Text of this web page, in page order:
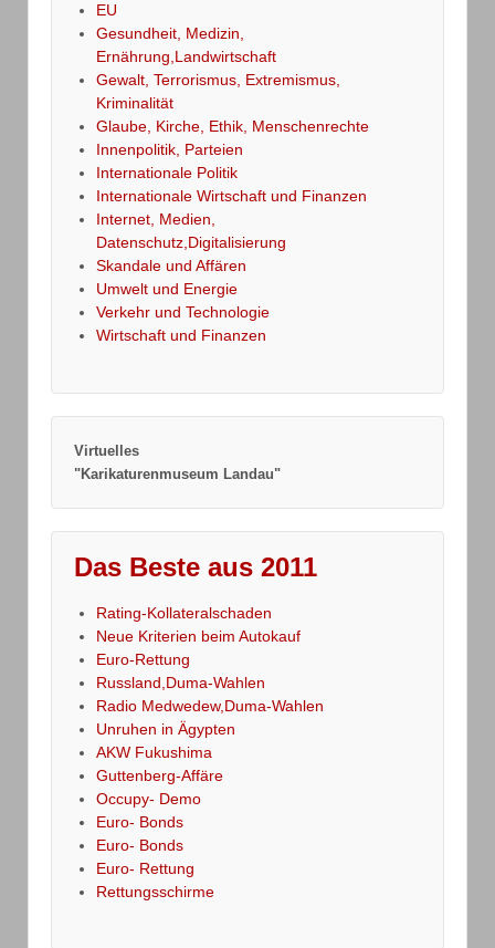
EU
Gesundheit, Medizin,
Ernährung,Landwirtschaft
Gewalt, Terrorismus, Extremismus,
Kriminalität
Glaube, Kirche, Ethik, Menschenrechte
Innenpolitik, Parteien
Internationale Politik
Internationale Wirtschaft und Finanzen
Internet, Medien,
Datenschutz,Digitalisierung
Skandale und Affären
Umwelt und Energie
Verkehr und Technologie
Wirtschaft und Finanzen
Virtuelles
"Karikaturenmuseum Landau"
Das Beste aus 2011
Rating-Kollateralschaden
Neue Kriterien beim Autokauf
Euro-Rettung
Russland,Duma-Wahlen
Radio Medwedew,Duma-Wahlen
Unruhen in Ägypten
AKW Fukushima
Guttenberg-Affäre
Occupy- Demo
Euro- Bonds
Euro- Bonds
Euro- Rettung
Rettungsschirme